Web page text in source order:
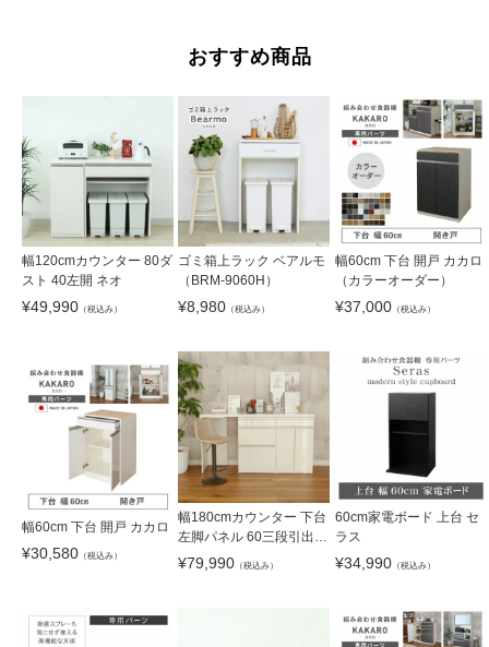
おすすめ商品
幅120cmカウンター 80ダ
スト 40左開 ネオ
¥49,990 （税込み）
ゴミ箱上ラック ベアルモ
（BRM-9060H）
¥8,980 （税込み）
幅60cm 下台 開戸 カカロ
（カラーオーダー）
¥37,000（税込み）
幅60cm 下台 開戸 カカロ
¥30,580 （税込み）
幅180cmカウンター 下台
左脚パネル 60三段引出 6
0開戸 ネオ
¥79,990 （税込み）
60cm家電ボード 上台 セ
ラス
¥34,990（税込み）